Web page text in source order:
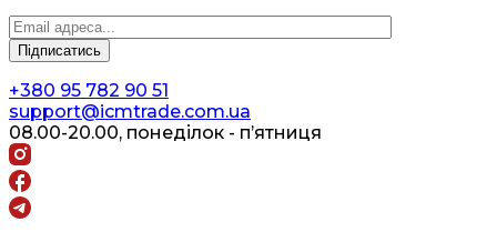
+380 95 782 90 51
support@icmtrade.com.ua
08.00-20.00, понеділок - п’ятниця